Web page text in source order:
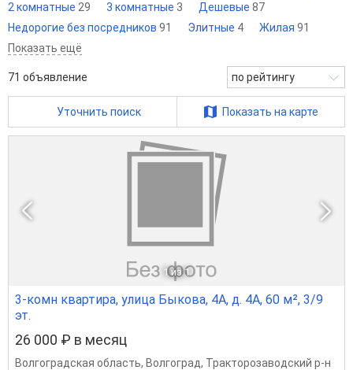
2 комнатные 29 3 комнатные 3 Дешевые 87
Недорогие без посредников 91 Элитные 4 Жилая 91
Показать ещё
71 объявление по рейтингу
Уточнить поиск Показать на карте
1 из 1
3-комн квартира, улица Быкова, 4А, д. 4А, 60 м², 3/9
эт.
26 000 ₽ в месяц
Волгоградская область, Волгоград, Тракторозаводский р-н